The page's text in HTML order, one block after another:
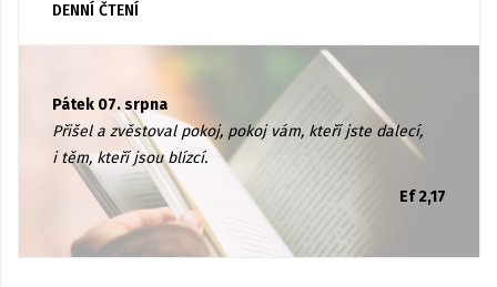
DENNÍ ČTENÍ
Pátek 07. srpna
Přišel a zvěstoval pokoj, pokoj vám, kteří jste dalecí,
i těm, kteří jsou blízcí.
Ef 2,17